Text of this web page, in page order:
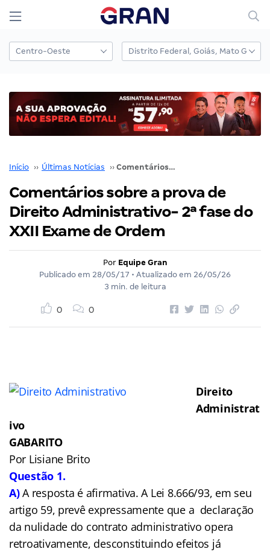
Início ›› Últimas Notícias ›› Comentários sobre a prova de Direito Administrativo- 2ª fase do XXII Exame de Ordem
Comentários sobre a prova de
Direito Administrativo- 2ª fase do
XXII Exame de Ordem
Por Equipe Gran
Publicado em 28/05/17 • Atualizado em 26/05/26
3 min. de leitura
0 0
Direito
Administrat
ivo
GABARITO
Por Lisiane Brito
Questão 1.
A)A resposta é afirmativa. A Lei 8.666/93, em seu
artigo 59, prevê expressamente que a declaração
da nulidade do contrato administrativo opera
retroativamente, desconstituindo efeitos já